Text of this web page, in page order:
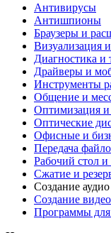
Антивирусы
Антишпионы
Браузеры и
Визуализация
Диагностика и
Драйверы и
Инструменты
Общение и
Оптимизация и
Оптические
Офисные и
Передача
Рабочий стол
Сжатие и
Создание
Создание
Программы